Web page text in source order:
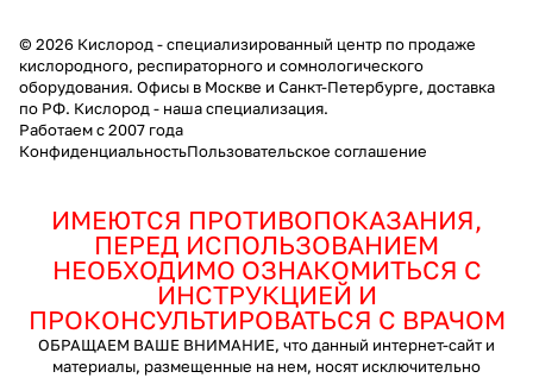
© 2026 Кислород - специализированный центр по продаже
кислородного, респираторного и сомнологического
оборудования. Офисы в Москве и Санкт-Петербурге, доставка
по РФ. Кислород - наша специализация.
Работаем с 2007 года
КонфиденциальностьПользовательское соглашение
ИМЕЮТСЯ ПРОТИВОПОКАЗАНИЯ,
ПЕРЕД ИСПОЛЬЗОВАНИЕМ
НЕОБХОДИМО ОЗНАКОМИТЬСЯ С
ИНСТРУКЦИЕЙ И
ПРОКОНСУЛЬТИРОВАТЬСЯ С ВРАЧОМ
ОБРАЩАЕМ ВАШЕ ВНИМАНИЕ, что данный интернет-сайт и
материалы, размещенные на нем, носят исключительно